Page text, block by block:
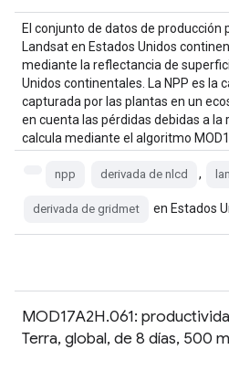
El conjunto de datos de producción
Landsat en Estados Unidos
mediante la reflectancia de
Unidos continentales. La NPP es la
capturada por las plantas en un
en cuenta las pérdidas debidas a la
calcula mediante el algoritmo
npp derivada de nlcd ,
derivada de gridmet en Estados
MOD17A2H.061:
Terra, global, de 8 días, 500 m